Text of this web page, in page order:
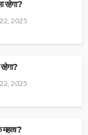
रहेगा?
2025
2025
महत्व?